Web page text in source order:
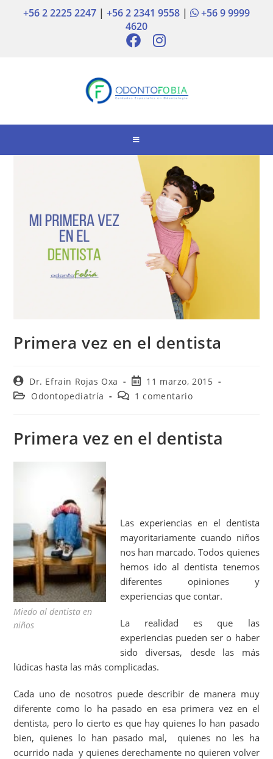
+56 2 2225 2247 | +56 2 2341 9558 |
+56 9 9999
4620
Primera vez en el dentista
Dr. Efrain Rojas Oxa
11 marzo, 2015
Odontopediatría
1 comentario
Primera vez en el dentista
Miedo al dentista en
niños
Las experiencias en el dentista
mayoritariamente cuando niños
nos han marcado. Todos quienes
hemos ido al dentista tenemos
diferentes opiniones y
experiencias que contar.
La realidad es que las
experiencias pueden ser o haber
sido diversas, desde las más
lúdicas hasta las más complicadas.
Cada uno de nosotros puede describir de manera muy
diferente como lo ha pasado en esa primera vez en el
dentista, pero lo cierto es que hay quienes lo han pasado
bien, quienes lo han pasado mal, quienes no les ha
ocurrido nada y quienes derechamente no quieren volver